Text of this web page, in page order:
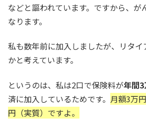
などと謳われています。ですから、が
なります。
私も数年前に加入しましたが、リタイ
かと考えています。
というのは、私は2口で保険料が年間3
済に加入しているためです。 月額3万
円（実質）ですよ。